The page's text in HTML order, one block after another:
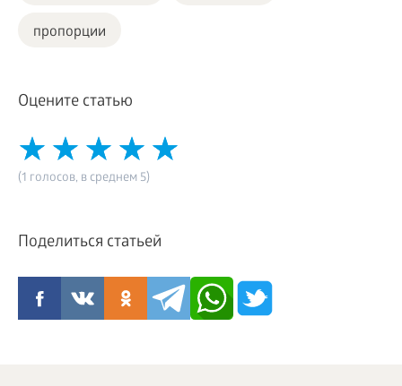
пропорции
Оцените статью
(1 голосов, в среднем 5)
Поделиться статьей